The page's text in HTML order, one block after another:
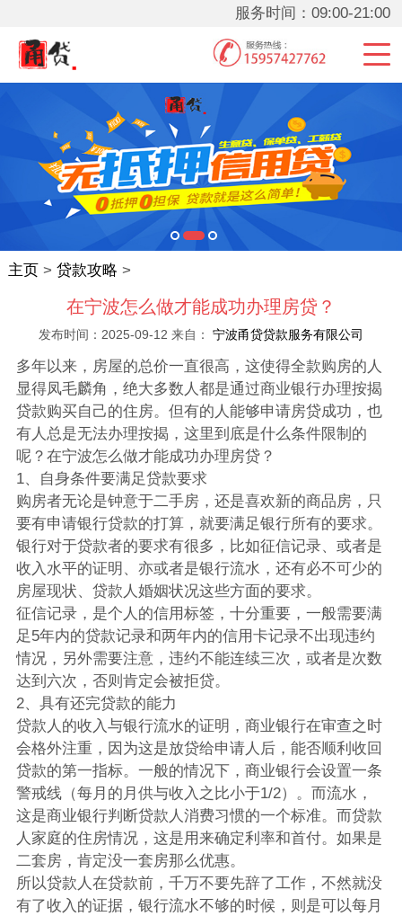
服务时间：09:00-21:00
主页> 贷款攻略 >
在宁波怎么做才能成功办理房贷？
发布时间：2025-09-12 来自： 宁波甬贷贷款服务有限公司
多年以来，房屋的总价一直很高，这使得全款购房的人
显得凤毛麟角，绝大多数人都是通过商业银行办理按揭
贷款购买自己的住房。但有的人能够申请房贷成功，也
有人总是无法办理按揭，这里到底是什么条件限制的
呢？在宁波怎么做才能成功办理房贷？
1、自身条件要满足贷款要求
购房者无论是钟意于二手房，还是喜欢新的商品房，只
要有申请银行贷款的打算，就要满足银行所有的要求。
银行对于贷款者的要求有很多，比如征信记录、或者是
收入水平的证明、亦或者是银行流水，还有必不可少的
房屋现状、贷款人婚姻状况这些方面的要求。
征信记录，是个人的信用标签，十分重要，一般需要满
足5年内的贷款记录和两年内的信用卡记录不出现违约
情况，另外需要注意，违约不能连续三次，或者是次数
达到六次，否则肯定会被拒贷。
2、具有还完贷款的能力
贷款人的收入与银行流水的证明，商业银行在审查之时
会格外注重，因为这是放贷给申请人后，能否顺利收回
贷款的第一指标。一般的情况下，商业银行会设置一条
警戒线（每月的月供与收入之比小于1/2）。而流水，
这是商业银行判断贷款人消费习惯的一个标准。而贷款
人家庭的住房情况，这是用来确定利率和首付。如果是
二套房，肯定没一套房那么优惠。
所以贷款人在贷款前，千万不要先辞了工作，不然就没
有了收入的证据，银行流水不够的时候，则是可以每月